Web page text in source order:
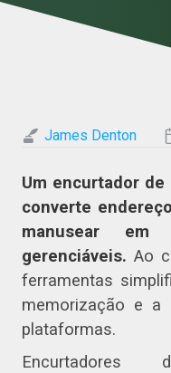
James Denton
Um encurtador de
converte
manusear
gerenciáveis. Ao
ferramentas
memorização e a
plataformas.
Encurtadores